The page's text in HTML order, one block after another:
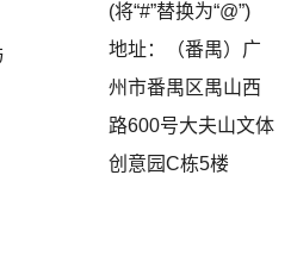
(将“#”替换为“@”)
地址：（番禺）广
州市番禺区禺山西
路600号大夫山文体
创意园C栋5楼